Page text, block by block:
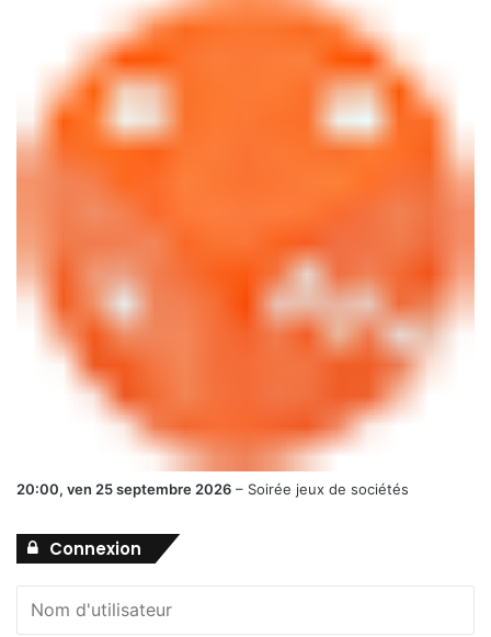
20:00, ven 25 septembre 2026 – Soirée jeux de sociétés
Connexion